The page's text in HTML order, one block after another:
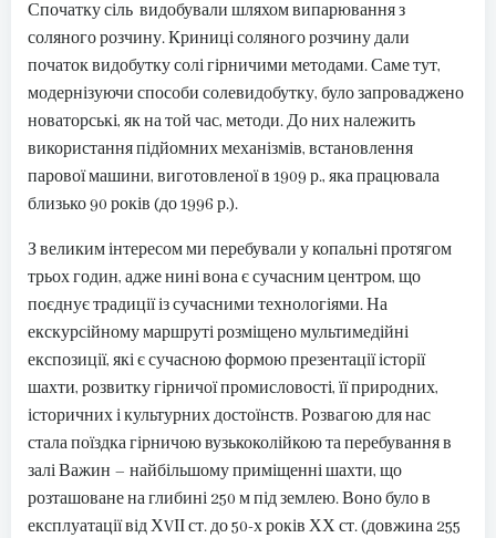
Спочатку сіль видобували шляхом випарювання з
соляного розчину. Криниці соляного розчину дали
початок видобутку солі гірничими методами. Саме тут,
модернізуючи способи солевидобутку, було запроваджено
новаторські, як на той час, методи. До них належить
використання підйомних механізмів, встановлення
парової машини, виготовленої в 1909 р., яка працювала
близько 90 років (до 1996 р.).
З великим інтересом ми перебували у копальні протягом
трьох годин, адже нині вона є сучасним центром, що
поєднує традиції із сучасними технологіями. На
екскурсійному маршруті розміщено мультимедійні
експозиції, які є сучасною формою презентації історії
шахти, розвитку гірничої промисловості, її природних,
історичних і культурних достоїнств. Розвагою для нас
стала поїздка гірничою вузькоколійкою та перебування в
залі Важин – найбільшому приміщенні шахти, що
розташоване на глибині 250 м під землею. Воно було в
експлуатації від ХVІІ ст. до 50-х років ХХ ст. (довжина 255